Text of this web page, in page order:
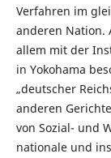
Verfahren im
anderen Nation.
allem mit der
in Yokohama
„deutscher
anderen
von Sozial- und
nationale und